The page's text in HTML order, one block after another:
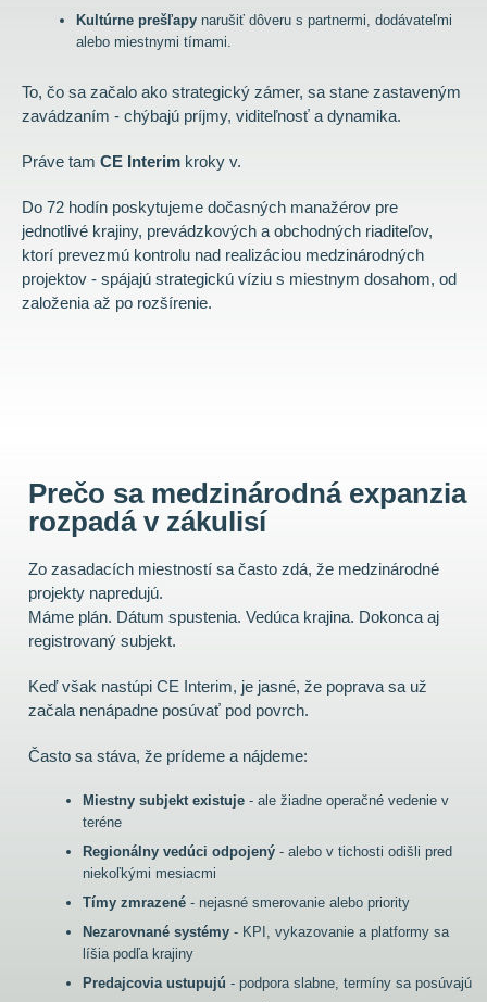
Kultúrne prešľapy narušiť dôveru s partnermi, dodávateľmi
alebo miestnymi tímami.
To, čo sa začalo ako strategický zámer, sa stane zastaveným
zavádzaním - chýbajú príjmy, viditeľnosť a dynamika.
Práve tam CE Interim kroky v.
Do 72 hodín poskytujeme dočasných manažérov pre
jednotlivé krajiny, prevádzkových a obchodných riaditeľov,
ktorí prevezmú kontrolu nad realizáciou medzinárodných
projektov - spájajú strategickú víziu s miestnym dosahom, od
založenia až po rozšírenie.
Prečo sa medzinárodná expanzia
rozpadá v zákulisí
Zo zasadacích miestností sa často zdá, že medzinárodné
projekty napredujú.
Máme plán. Dátum spustenia. Vedúca krajina. Dokonca aj
registrovaný subjekt.
Keď však nastúpi CE Interim, je jasné, že poprava sa už
začala nenápadne posúvať pod povrch.
Často sa stáva, že prídeme a nájdeme:
Miestny subjekt existuje - ale žiadne operačné vedenie v
teréne
Regionálny vedúci odpojený - alebo v tichosti odišli pred
niekoľkými mesiacmi
Tímy zmrazené - nejasné smerovanie alebo priority
Nezarovnané systémy - KPI, vykazovanie a platformy sa
líšia podľa krajiny
Predajcovia ustupujú - podpora slabne, termíny sa posúvajú